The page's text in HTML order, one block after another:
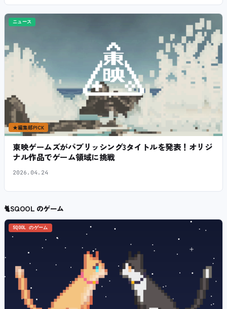
ニュース
★編集部PICK
東映ゲームズがパブリッシング3タイトルを発表！オリジ
ナル作品でゲーム領域に挑戦
2026.04.24
🐈SQOOL のゲーム
SQOOL のゲーム